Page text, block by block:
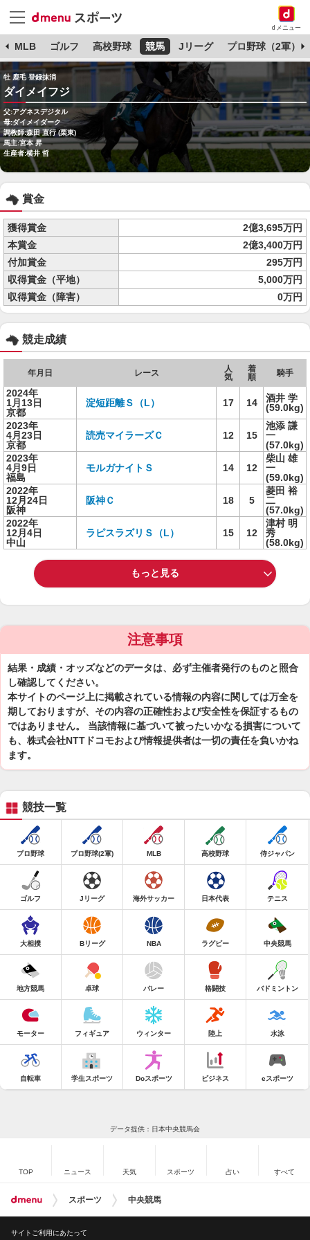
dメニュー
MLB ゴルフ 高校野球 競馬 Jリーグ プロ野球（2軍）
牡 鹿毛 登録抹消
ダイメイフジ
父:アグネスデジタル
母:ダイメイダーク
調教師:森田 直行 (栗東)
馬主:宮本 昇
生産者:横井 哲
賞金
獲得賞金
2億3,695万円
本賞金
2億3,400万円
付加賞金
295万円
収得賞金（平地）
5,000万円
収得賞金（障害）
0万円
競走成績
年月日 レース
人
気
着
順
騎手
2024年
1月13日
京都
淀短距離Ｓ（L） 17 14
酒井 学
(59.0kg)
2023年
4月23日
京都
読売マイラーズＣ 12 15
池添 謙
一
(57.0kg)
2023年
4月9日
福島
モルガナイトＳ 14 12
柴山 雄
一
(59.0kg)
2022年
12月24日
阪神
阪神Ｃ 18 5
菱田 裕
二
(57.0kg)
2022年
12月4日
中山
ラピスラズリＳ（L） 15 12
津村 明
秀
(58.0kg)
もっと見る
注意事項
結果・成績・オッズなどのデータは、必ず主催者発行のものと照合
し確認してください。
本サイトのページ上に掲載されている情報の内容に関しては万全を
期しておりますが、その内容の正確性および安全性を保証するもの
ではありません。 当該情報に基づいて被ったいかなる損害について
も、株式会社NTTドコモおよび情報提供者は一切の責任を負いかね
ます。
競技一覧
プロ野球 プロ野球(2軍) MLB 高校野球 侍ジャパン
ゴルフ Jリーグ 海外サッカー 日本代表 テニス
大相撲 Bリーグ NBA ラグビー 中央競馬
地方競馬 卓球 バレー 格闘技 バドミントン
モーター フィギュア ウィンター 陸上 水泳
自転車 学生スポーツ Doスポーツ ビジネス eスポーツ
データ提供：日本中央競馬会
TOP ニュース 天気 スポーツ 占い すべて
スポーツ 中央競馬
サイトご利用にあたって